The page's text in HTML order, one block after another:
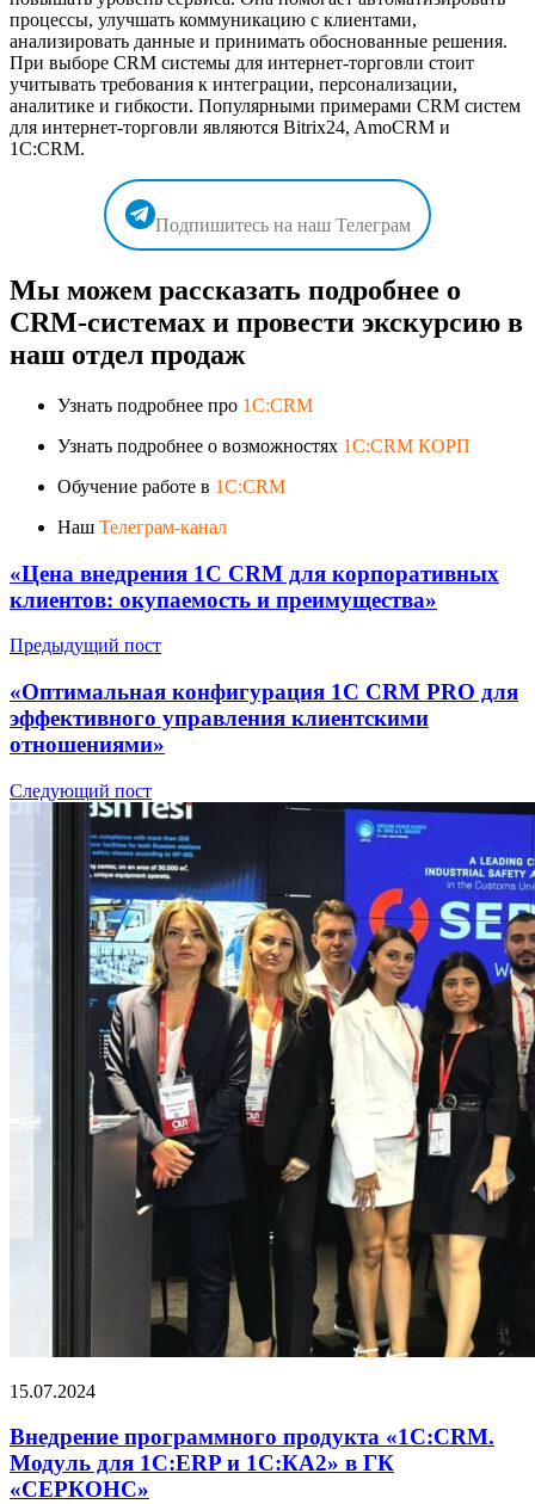
процессы, улучшать коммуникацию с клиентами,
анализировать данные и принимать обоснованные решения.
При выборе CRM системы для интернет-торговли стоит
учитывать требования к интеграции, персонализации,
аналитике и гибкости. Популярными примерами CRM систем
для интернет-торговли являются Bitrix24, AmoCRM и
1C:CRM.
Подпишитесь на наш Телеграм
Мы можем рассказать подробнее о
CRM-системах и провести экскурсию в
наш отдел продаж
Узнать подробнее про 1C:CRM
Узнать подробнее о возможностях 1C:CRM КОРП
Обучение работе в 1C:CRM
Наш Телеграм-канал
«Цена внедрения 1С CRM для корпоративных
клиентов: окупаемость и преимущества»
Предыдущий пост
«Оптимальная конфигурация 1С CRM PRO для
эффективного управления клиентскими
отношениями»
Следующий пост
15.07.2024
Внедрение программного продукта «1С:CRM.
Модуль для 1С:ERP и 1С:КА2» в ГК
«СЕРКОНС»